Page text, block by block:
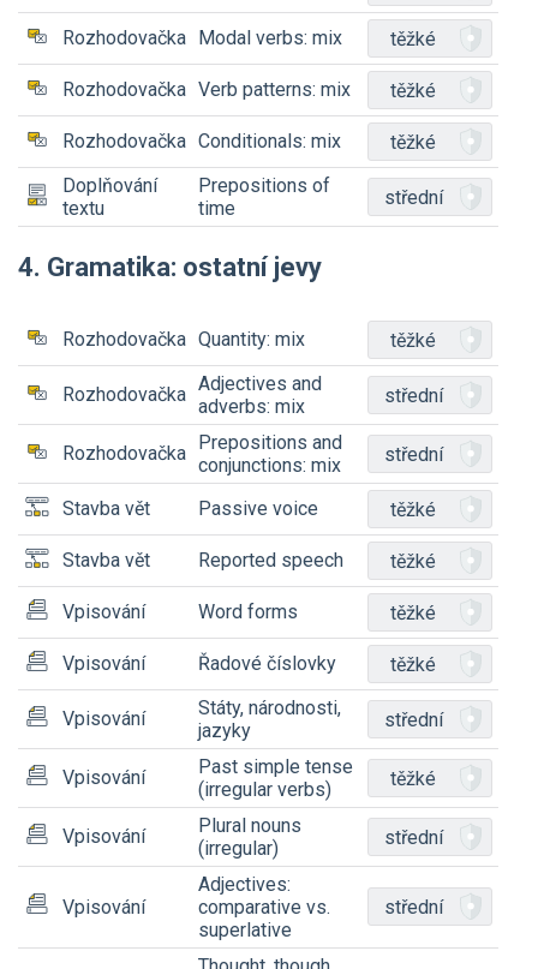
Rozhodovačka Modal verbs: mix těžké
Rozhodovačka Verb patterns: mix těžké
Rozhodovačka Conditionals: mix
těžké
Doplňování
textu
Prepositions of
time
střední
4. Gramatika: ostatní jevy
Rozhodovačka Quantity: mix těžké
Rozhodovačka Adjectives and
adverbs: mix
střední
Rozhodovačka Prepositions and
conjunctions: mix
střední
Stavba vět Passive voice těžké
Stavba vět Reported speech těžké
Vpisování Word forms těžké
Vpisování Řadové číslovky těžké
Vpisování
Státy, národnosti,
jazyky
střední
Vpisování
Past simple tense
(irregular verbs)
těžké
Vpisování
Plural nouns
(irregular)
střední
Vpisování
Adjectives:
comparative vs.
superlative
střední